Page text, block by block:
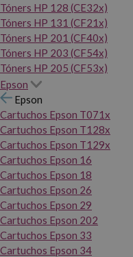
Tóners HP 128 (CE32x)
Tóners HP 131 (CF21x)
Tóners HP 201 (CF40x)
Tóners HP 203 (CF54x)
Tóners HP 205 (CF53x)
Epson
Epson
Cartuchos Epson T071x
Cartuchos Epson T128x
Cartuchos Epson T129x
Cartuchos Epson 16
Cartuchos Epson 18
Cartuchos Epson 26
Cartuchos Epson 29
Cartuchos Epson 202
Cartuchos Epson 33
Cartuchos Epson 34